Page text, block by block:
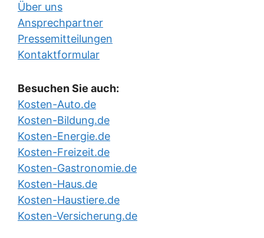
Über uns
Ansprechpartner
Pressemitteilungen
Kontaktformular
Besuchen Sie auch:
Kosten-Auto.de
Kosten-Bildung.de
Kosten-Energie.de
Kosten-Freizeit.de
Kosten-Gastronomie.de
Kosten-Haus.de
Kosten-Haustiere.de
Kosten-Versicherung.de